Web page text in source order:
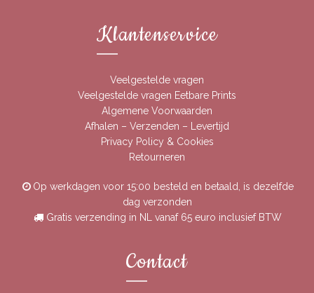
Klantenservice
Veelgestelde vragen
Veelgestelde vragen Eetbare Prints
Algemene Voorwaarden
Afhalen – Verzenden – Levertijd
Privacy Policy & Cookies
Retourneren
Op werkdagen voor 15:00 besteld en betaald, is dezelfde
dag verzonden
Gratis verzending in NL vanaf 65 euro inclusief BTW
Contact